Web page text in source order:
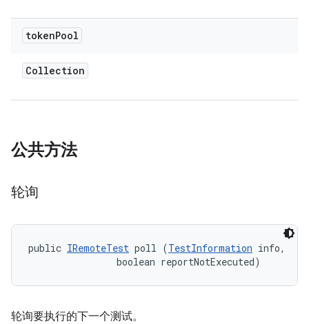
tokenPool
Collection
公共方法
轮询
public IRemoteTest poll (TestInformation info,
                boolean reportNotExecuted)
轮询要执行的下一个测试。